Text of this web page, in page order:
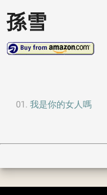
孫雪
我是你的女人嗎